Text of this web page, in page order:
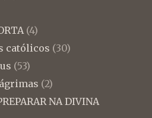
(4)
católicos (30)
(53)
(2)
NA DIVINA